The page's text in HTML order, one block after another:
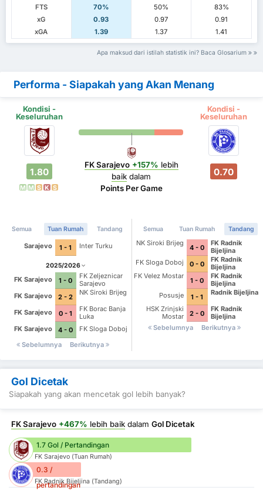
FTS
70% 50%
83%
xG
0.93 0.97
0.91
xGA
1.39 1.37 1.41
Apa maksud dari istilah statistik ini? Baca Glosarium
Performa - Siapakah yang Akan Menang
Kondisi -
Keseluruhan
Kondisi -
Keseluruhan
1.80
M M S K S
FK Sarajevo +157% lebih
baik dalam
Points Per Game
0.70
Semua Tuan Rumah Tandang
Sarajevo 1 - 1 Inter Turku
2025/2026
FK Sarajevo 1 - 0
FK Zeljeznicar
Sarajevo
FK Sarajevo
2 - 2
NK Siroki Brijeg
FK Sarajevo 0 - 1
FK Borac Banja
Luka
FK Sarajevo
4 - 0
FK Sloga Doboj
Sebelumnya
Berikutnya
Semua Tuan Rumah Tandang
NK Siroki Brijeg
4 - 0
FK Radnik
Bijeljina
FK Sloga Doboj
0 - 0
FK Radnik
Bijeljina
FK Velez Mostar
1 - 0
FK Radnik
Bijeljina
Posusje
1 - 1
Radnik Bijeljina
HSK Zrinjski
Mostar
2 - 0
FK Radnik
Bijeljina
Sebelumnya
Berikutnya
Gol Dicetak
Siapakah yang akan mencetak gol lebih banyak?
FK Sarajevo +467% lebih baik dalam Gol Dicetak
1.7 Gol / Pertandingan
FK Sarajevo (Tuan Rumah)
0.3 /
pertandingan
FK Radnik Bijeljina (Tandang)